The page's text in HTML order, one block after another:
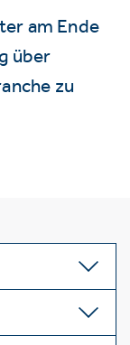
am Ende
über
zu